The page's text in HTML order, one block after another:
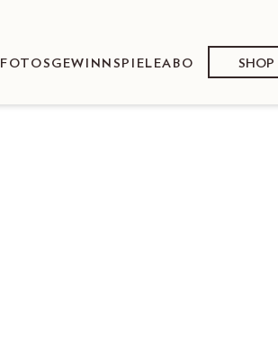
FOTOS GEWINNSPIELEABO SHOP